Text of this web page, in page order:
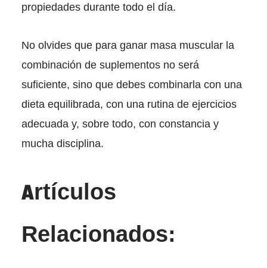
propiedades durante todo el día.
No olvides que para ganar masa muscular la
combinación de suplementos no será
suficiente, sino que debes combinarla con una
dieta equilibrada, con una rutina de ejercicios
adecuada y, sobre todo, con constancia y
mucha disciplina.
Artículos
Relacionados: